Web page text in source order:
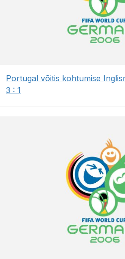
Portugal võitis kohtumise
3 : 1